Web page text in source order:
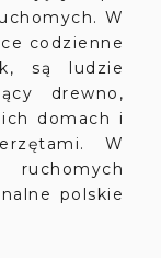
W
codzienne
są ludzie
drewno,
domach i
W
polskie